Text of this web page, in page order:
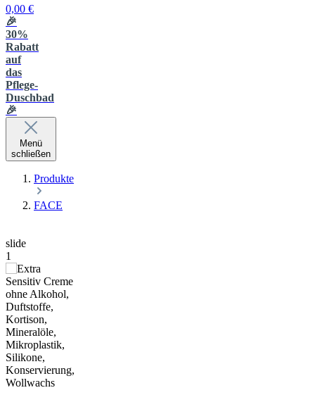
0,00 €
🎉
30%
Rabatt
auf
das
Pflege-
Duschbad
🎉
Menü
schließen
Produkte
FACE
slide
1